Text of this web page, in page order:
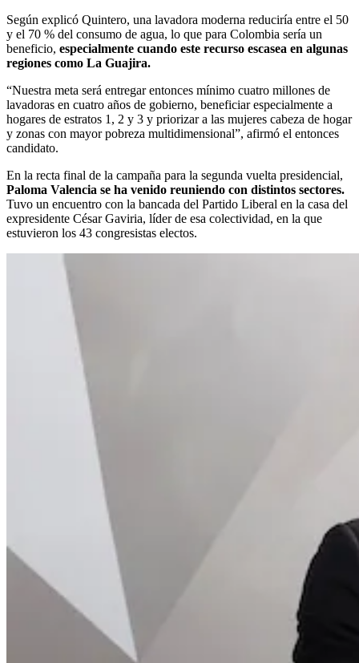
Según explicó Quintero, una lavadora moderna reduciría entre el 50
y el 70 % del consumo de agua, lo que para Colombia sería un
beneficio, especialmente cuando este recurso escasea en algunas
regiones como La Guajira.
“Nuestra meta será entregar entonces mínimo cuatro millones de
lavadoras en cuatro años de gobierno, beneficiar especialmente a
hogares de estratos 1, 2 y 3 y priorizar a las mujeres cabeza de hogar
y zonas con mayor pobreza multidimensional”, afirmó el entonces
candidato.
En la recta final de la campaña para la segunda vuelta presidencial,
Paloma Valencia se ha venido reuniendo con distintos sectores.
Tuvo un encuentro con la bancada del Partido Liberal en la casa del
expresidente César Gaviria, líder de esa colectividad, en la que
estuvieron los 43 congresistas electos.